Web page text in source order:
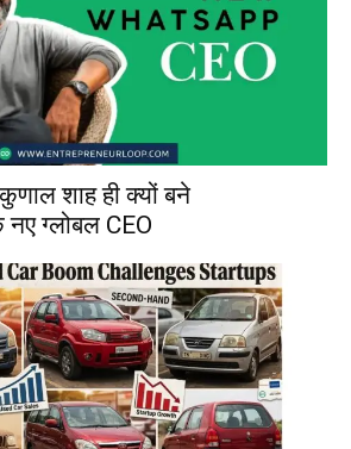
शाह ही क्यों बने
ग्लोबल CEO